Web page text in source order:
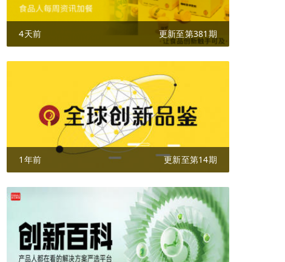
4天前 更新至第381期
1年前 更新至第14期